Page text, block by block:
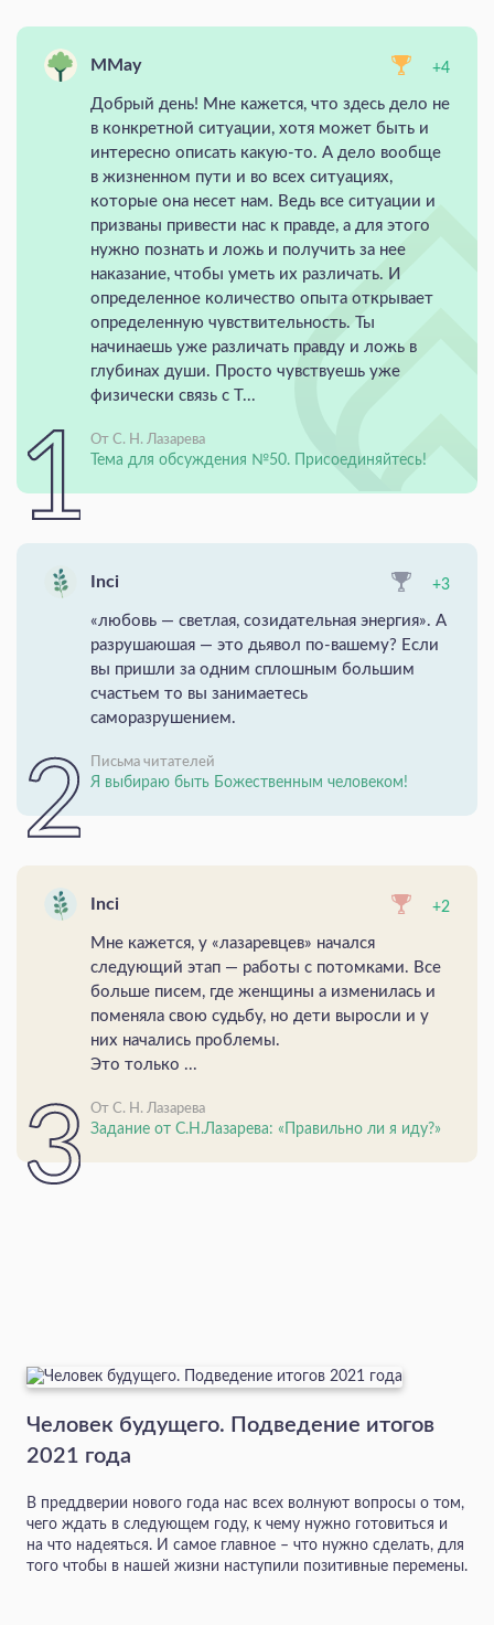
MMay +4
Добрый день! Мне кажется, что здесь дело не
в конкретной ситуации, хотя может быть и
интересно описать какую-то. А дело вообще
в жизненном пути и во всех ситуациях,
которые она несет нам. Ведь все ситуации и
призваны привести нас к правде, а для этого
нужно познать и ложь и получить за нее
наказание, чтобы уметь их различать. И
определенное количество опыта открывает
определенную чувствительность. Ты
начинаешь уже различать правду и ложь в
глубинах души. Просто чувствуешь уже
физически связь с Т...
От С. Н. Лазарева
Тема для обсуждения №50. Присоединяйтесь!
Inci +3
«любовь — светлая, созидательная энергия». А
разрушаюшая — это дьявол по-вашему? Если
вы пришли за одним сплошным большим
счастьем то вы занимаетесь
саморазрушением.
Письма читателей
Я выбираю быть Божественным человеком!
Inci +2
Мне кажется, у «лазаревцев» начался
следующий этап — работы с потомками. Все
больше писем, где женщины а изменилась и
поменяла свою судьбу, но дети выросли и у
них начались проблемы.
Это только ...
От С. Н. Лазарева
Задание от С.Н.Лазарева: «Правильно ли я иду?»
Человек будущего. Подведение итогов
2021 года
В преддверии нового года нас всех волнуют вопросы о том,
чего ждать в следующем году, к чему нужно готовиться и
на что надеяться. И самое главное – что нужно сделать, для
того чтобы в нашей жизни наступили позитивные перемены.